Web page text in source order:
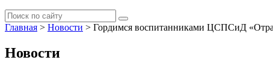
Главная > Новости > Гордимся воспитанниками ЦСПСиД
Новости